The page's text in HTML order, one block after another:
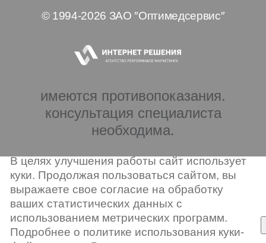
© 1994-2026 ЗАО ″Оптимедсервис″
имеются противопоказания.
консультация специалиста
необходима.
В целях улучшения работы сайт использует
куки. Продолжая пользоваться сайтом, вы
выражаете свое согласие на обработку
ваших статистических данных с
использованием метрических программ.
Подробнее о политике использования куки-